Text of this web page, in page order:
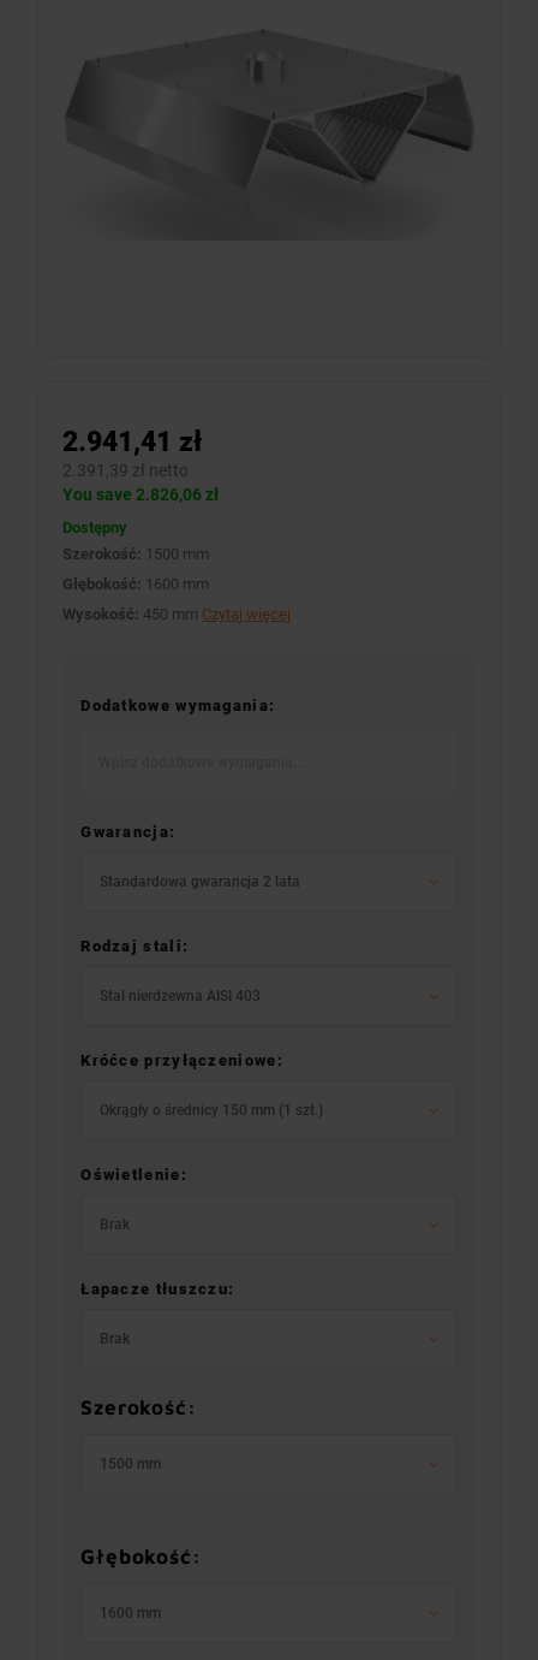
2.941,41 zł
2.391,39 zł netto
You save 2.826,06 zł
Dostępny
Szerokość: 1500 mm
Głębokość: 1600 mm
Wysokość: 450 mm Czytaj więcej
Dodatkowe wymagania:
Gwarancja:
Standardowa gwarancja 2 lata
Rodzaj stali:
Stal nierdzewna AISI 403
Króćce przyłączeniowe:
Okrągły o średnicy 150 mm (1 szt.)
Oświetlenie:
Brak
Łapacze tłuszczu:
Brak
Szerokość:
1500 mm
Głębokość:
1600 mm